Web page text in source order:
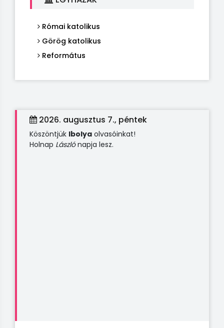
Római katolikus
Görög katolikus
Református
2026. augusztus 7., péntek
Köszöntjük Ibolya olvasóinkat!
Holnap Lászlónapja lesz.